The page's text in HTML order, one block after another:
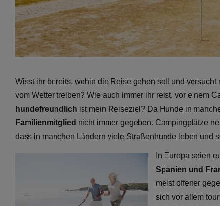
Wisst ihr bereits, wohin die Reise gehen soll und
vom Wetter treiben? Wie auch immer ihr reist, vor einem
hundefreundlich ist mein Reiseziel? Da Hunde in
Familienmitglied nicht immer gegeben. Campingplätze
dass in manchen Ländern viele Straßenhunde leben und
In Europa seien
Spanien und
meist offener
sich vor allem